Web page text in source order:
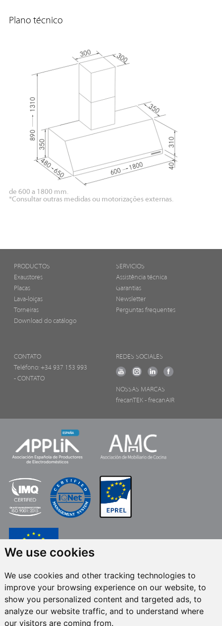
We use cookies
We use cookies and other tracking technologies to
improve your browsing experience on our website, to
show you personalized content and targeted ads, to
analyze our website traffic, and to understand where
our visitors are coming from.
Plano técnico
de 600 a 1800 mm.
*Consultar outras medidas ou motorizações externas.
PRODUCTOS
Exaustores
Placas
Lava-loiças
Torneiras
Download do catálogo
SERVICIOS
Assistência técnica
Garantias
Newsletter
Perguntas frequentes
CONTATO
Teléfono: +34 937 153 993
- CONTATO
REDES SOCIALES
NOSSAS MARCAS
frecanTEK - frecanAIR
FRECAN S.L.U.
,No âmbito do Programa ICEX Next, contou com o apoio do
ICEX e co-financiamento do fundo europeu FEDER. O objetivo deste apoio é
contribuir para o desenvolvimento internacional da empresa e seu meio
ambiente. Fundo Europeu de Desenvolvimento Regional · Uma forma de
fazer a Europa